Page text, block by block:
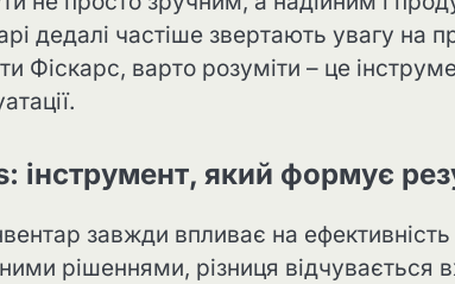
дедалі частіше звертають увагу на
Фіскарс, варто розуміти – це
інструмент, який формує
завжди впливає на
рішеннями, різниця